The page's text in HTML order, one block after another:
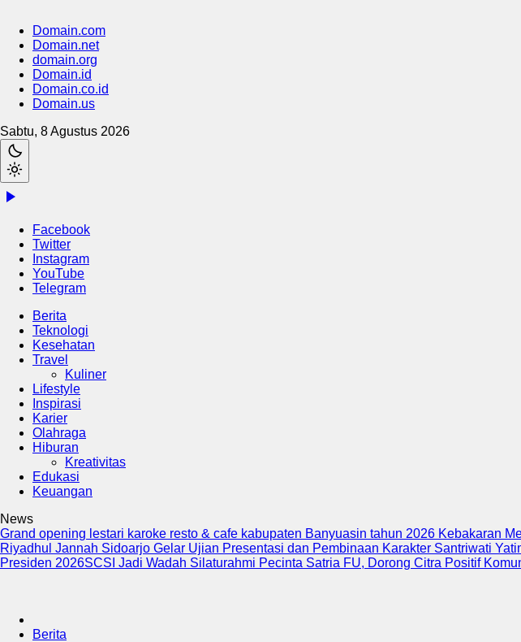
Domain.com
Domain.net
domain.org
Domain.id
Domain.co.id
Domain.us
Sabtu, 8 Agustus 2026
Facebook
Twitter
Instagram
YouTube
Telegram
Berita
Teknologi
Kesehatan
Travel
Kuliner
Lifestyle
Inspirasi
Karier
Olahraga
Hiburan
Kreativitas
Edukasi
Keuangan
News
Grand opening lestari karoke resto & cafe kabupaten Banyuasin tahun 2026 Kebakaran
Riyadhul Jannah Sidoarjo Gelar Ujian Presentasi dan Pembinaan Karakter Santriwati
Presiden 2026SCSI Jadi Wadah Silaturahmi Pecinta Satria FU, Dorong Citra Positif
Berita